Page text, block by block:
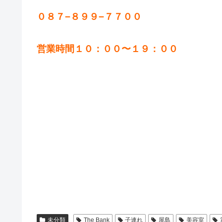
０８７−８９９−７７００
営業時間１０：００〜１９：００
未分類 The Bank 子連れ 屋島 美容室